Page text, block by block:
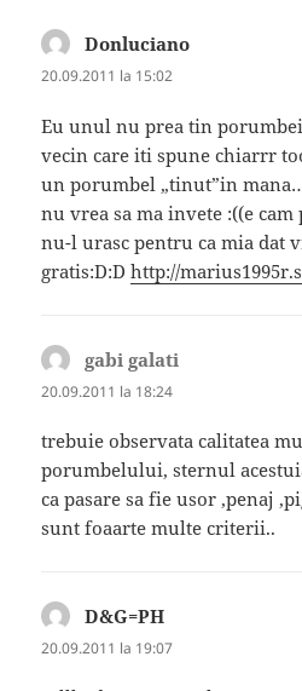
Donluciano
20.09.2011 la 15:02
Eu unul nu prea tin
vecin care iti spune chiarrr
un porumbel „tinut”in
nu vrea sa ma invete :((e
nu-l urasc pentru ca mia dat
gratis:D:Dhttp://
gabi galati
20.09.2011 la 18:24
trebuie observata calitatea
porumbelului, sternul
ca pasare sa fie usor ,penaj
sunt foaarte multe criterii..
D&G=PH
20.09.2011 la 19:07